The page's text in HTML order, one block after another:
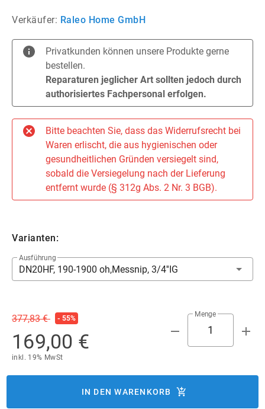
Verkäufer: Raleo Home GmbH
Privatkunden können unsere Produkte gerne
bestellen.
Reparaturen jeglicher Art sollten jedoch durch
authorisiertes Fachpersonal erfolgen.
Bitte beachten Sie, dass das Widerrufsrecht bei
Waren erlischt, die aus hygienischen oder
gesundheitlichen Gründen versiegelt sind,
sobald die Versiegelung nach der Lieferung
entfernt wurde (§ 312g Abs. 2 Nr. 3 BGB).
Varianten:
Ausführung
DN20HF, 190-1900 oh,Messnip, 3/4''IG
377,83 € - 55%
169,00 €
inkl. 19% MwSt
Menge
IN DEN WARENKORB